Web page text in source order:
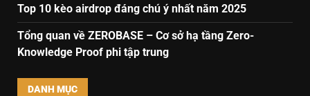
Top 10 kèo airdrop đáng chú ý nhất năm 2025
Tổng quan về ZEROBASE – Cơ sở hạ tầng Zero-
Knowledge Proof phi tập trung
DANH MỤC